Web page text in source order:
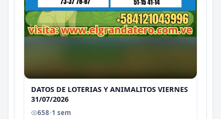
DATOS DE LOTERIAS Y ANIMALITOS VIERNES
31/07/2026
658•1 sem